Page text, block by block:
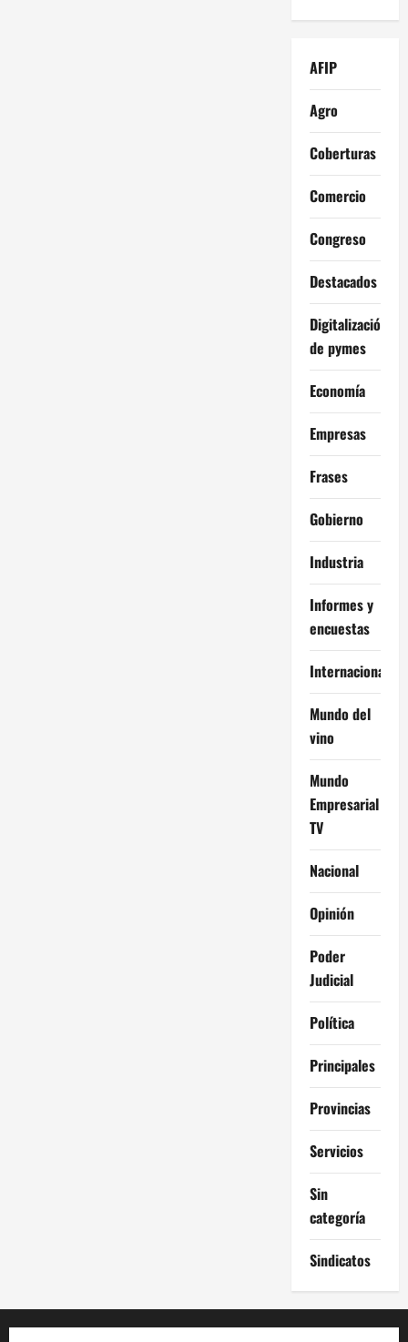
AFIP
Agro
Coberturas
Comercio
Congreso
Destacados
Digitalización
de pymes
Economía
Empresas
Frases
Gobierno
Industria
Informes y
encuestas
Internacional
Mundo del
vino
Mundo
Empresarial
TV
Nacional
Opinión
Poder
Judicial
Política
Principales
Provincias
Servicios
Sin
categoría
Sindicatos